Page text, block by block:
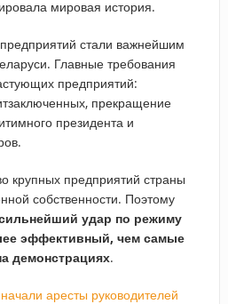
мировая история.
стали важнейшим
Главные требования
предприятий:
прекращение
президента и
крупных предприятий страны
собственности. Поэтому
удар по режиму
эффективный, чем самые
демонстрациях.
аресты руководителей